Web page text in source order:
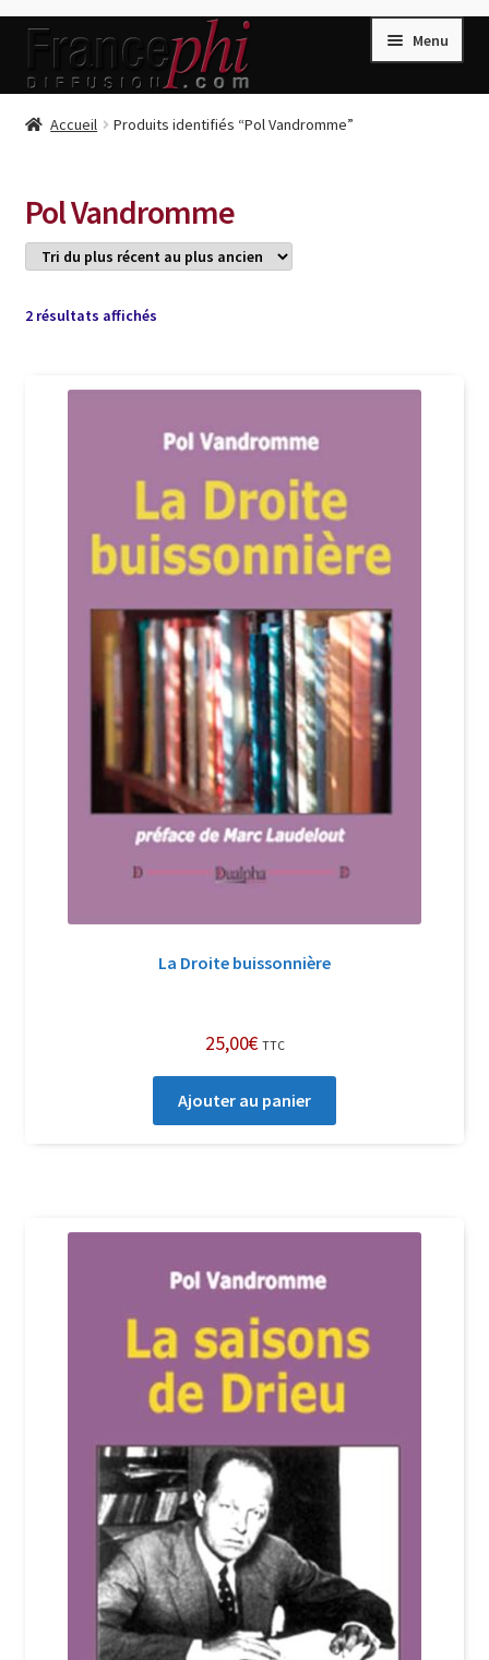
Aller
la
Aller
contenu
Menu
Accueil
Conditions de Vente
Connection
Listes d’Envies
Livres de Peter Randa
Livres de Philippe Randa
Login Customizer
Newsletter
Politique de confidentialité et cookies
Qui sommes-nous ?
Soutien à Philippe Randa
Suivi de la Commande
Accueil Produits identifiés “Pol Vandromme”
Pol Vandromme
2 résultats affichésTrié
récent
plus
ancien
La Droite buissonnière
25,00€ TTC
Ajouter au panier